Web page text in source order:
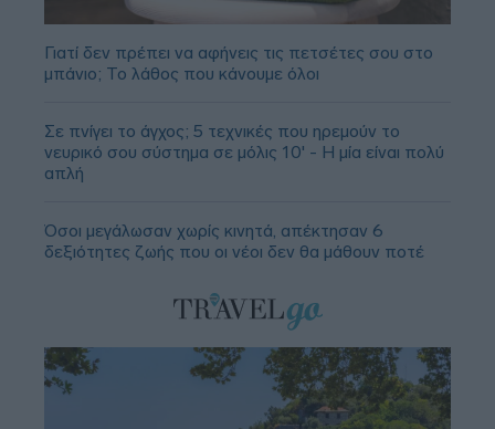
Γιατί δεν πρέπει να αφήνεις τις πετσέτες σου στο
μπάνιο; Το λάθος που κάνουμε όλοι
Σε πνίγει το άγχος; 5 τεχνικές που ηρεμούν το
νευρικό σου σύστημα σε μόλις 10' - Η μία είναι πολύ
απλή
Όσοι μεγάλωσαν χωρίς κινητά, απέκτησαν 6
δεξιότητες ζωής που οι νέοι δεν θα μάθουν ποτέ